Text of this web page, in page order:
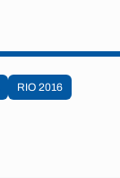
RIO 2016